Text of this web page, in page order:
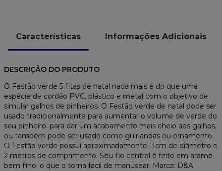
Características Informações Adicionais
DESCRIÇÃO DO PRODUTO
O Festão verde 5 fitas de natal nada mais é do que uma
espécie de cordão PVC, plástico e metal com o objetivo de
simular galhos de pinheiros. O Festão verde de natal pode ser
usado tradicionalmente para aumentar o volume de verde do
seu pinheiro, para dar um acabamento mais cheio aos galhos,
ou também pode ser usado como guirlandas ou ornamento.
O Festão verde possui aproximadamente 11cm de diâmetro e
2 metros de comprimento. Seu fio central é feito em arame
bem fino, o que o torna fácil de manusear. Marca: D&A